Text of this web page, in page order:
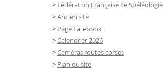
> Fédération Française de Spéléologie
>Ancien site
> Page Facebook
>Calendrier 2026
>Caméras routes corses
> Plan du site